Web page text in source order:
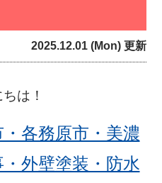
2025.12.01 (Mon) 更新
は！
各務原市・美濃
外壁塗装・防水